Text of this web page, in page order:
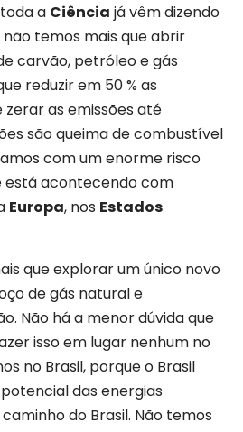
a Ciência já vêm dizendo
temos mais que abrir
carvão, petróleo e gás
reduzir em 50 % as
zerar as emissões até
são queima de combustível
com um enorme risco
está acontecendo com
Europa, nos Estados
que explorar um único novo
de gás natural e
Não há a menor dúvida que
isso em lugar nenhum no
no Brasil, porque o Brasil
das energias
do Brasil. Não temos